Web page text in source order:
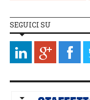
SEGUICI SU